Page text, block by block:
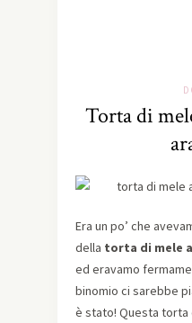
Torta di
Era un po’ che
della torta di mele
ed eravamo
binomio ci sarebbe
è stato! Questa torta